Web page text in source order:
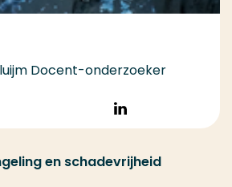
Docent-onderzoeker
een email
Volg op
LinkedIn
en schadevrijheid